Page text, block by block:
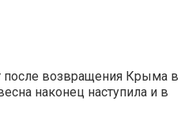
после возвращения Крыма в
наконец наступила и в